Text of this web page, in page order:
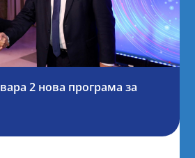
2 нова програма за